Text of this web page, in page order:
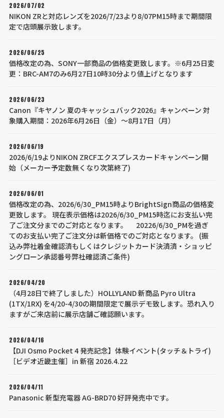
2026/07/02
NIKON ZRと対応レンズを2026/7/23より8/07PM15時まで期間限
定で店頭展示致します。
2026/06/25
価格改定の為、SONY一部商品の価格変更致します。※6月25日変
更：BRC-AM7のみ6月27日10時30分より値上げとなります
2026/06/23
Canon『キヤノン 夏のキャッシュバック2026』キャンペーン 対
象購入期間：2026年6月26日（金）～8月17日（月）
2026/06/19
2026/6/19よりNIKON ZRCFエクスプレスカードキャンペーン開
始（メーカー予定数無くなり次第終了)
2026/06/01
価格改定の為、2026/6/30_PM15時よりBrightSign商品の価格変
更致します。 現在表示価格は2026/6/30_PM15時迄にお支払い完
了ご注文分までのご対応となります。 20226/6/30_PMを過ぎ
てのお支払い完了ご注文分は新価格でのご対応となります。 (振
込み弊社着金確認済もしくはクレジットカード決済済・ショッピ
ングローン承認番号弊社確認済ご条件)
2026/04/20
（4月28日で終了しました）HOLLYLAND 新商品 Pyro Ultra
(1TX/1RX) を4/20-4/30の期間限定で展示デモ致します。恐れ入り
ますがご来店前に展示店舗ご確認願います。
2026/04/16
【DJI Osmo Pocket 4 発売記念】体験イベント(タッチ＆トライ)
［ビデオ近畿主催］in 新宿 2026.4.22
2026/04/11
Panasonic 新型充電器 AG-BRD70 好評発売中です。